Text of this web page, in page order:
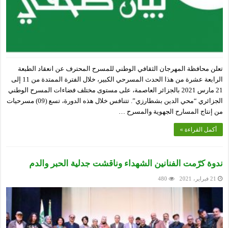
تعلن محافظة المهرجان الثقافي الوطني للمسرح المحترف عن انعقاد الطبعة
الرابعة عشرة من هذا الحدث المسرحي الكبير، خلال الفترة الممتدة من 11 إلى
21 مارس 2021 بالجزائر العاصمة، على مستوى مختلف فضاءات المسرح الوطني
الجزائري “محي الدين بشطارزي”. تتنافس خلال هذه الدورة، تسع (09) مسرحيات
من إنتاج المسارح الجهوية والمسرح …
أكمل القراءة »
ندوة كرّمت الفنانين الشهداء وناقشت جدلية الحبر والدم
21 فبراير، 2021 480